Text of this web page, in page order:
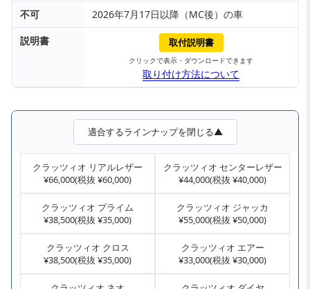
不可
2026年7月17日以降（MC後）の車
説明書
取付説明書
クリックで表示・ダウンロードできます
取り付け方法について
適合するラインナップを閉じる▲
クラッツィオ リアルレザー
¥66,000(税抜 ¥60,000)
クラッツィオ センターレザー
¥44,000(税抜 ¥40,000)
クラッツィオ プライム
¥38,500(税抜 ¥35,000)
クラッツィオ ジャッカ
¥55,000(税抜 ¥50,000)
クラッツィオ クロス
¥38,500(税抜 ¥35,000)
クラッツィオ エアー
¥33,000(税抜 ¥30,000)